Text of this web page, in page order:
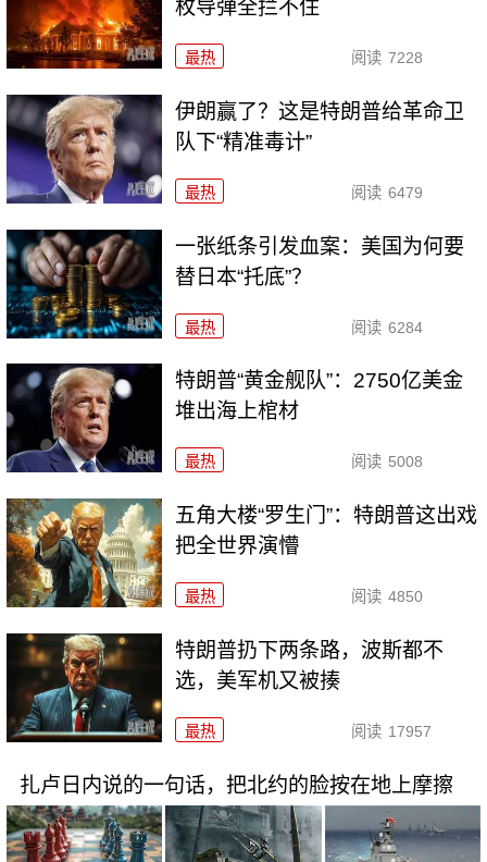
枚导弹全拦不住
最热 阅读 7228
伊朗赢了？这是特朗普给革命卫
队下“精准毒计”
最热 阅读 6479
一张纸条引发血案：美国为何要
替日本“托底”？
最热 阅读 6284
特朗普“黄金舰队”：2750亿美金
堆出海上棺材
最热 阅读 5008
五角大楼“罗生门”：特朗普这出戏
把全世界演懵
最热 阅读 4850
特朗普扔下两条路，波斯都不
选，美军机又被揍
最热 阅读 17957
扎卢日内说的一句话，把北约的脸按在地上摩擦